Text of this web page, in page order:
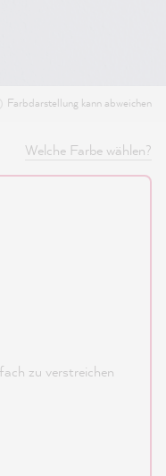
Farbdarstellung kann abweichen
Welche Farbe wählen?
zu verstreichen